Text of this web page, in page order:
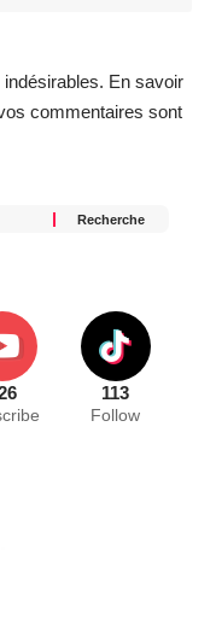
En savoir
commentaires sont
113
Follow